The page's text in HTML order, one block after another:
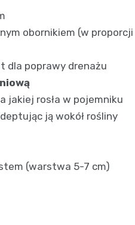
obornikiem (w proporcji
dla poprawy drenażu
jakiej rosła w pojemniku
ją wokół rośliny
(warstwa 5-7 cm)